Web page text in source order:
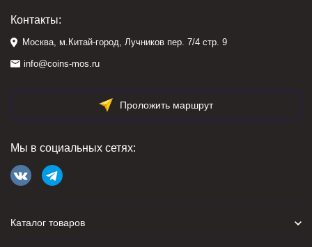
Контакты:
Москва, м.Китай-город, Лучников пер. 7/4 стр. 9
info@coins-mos.ru
Проложить маршрут
Мы в социальных сетях:
Каталог товаров